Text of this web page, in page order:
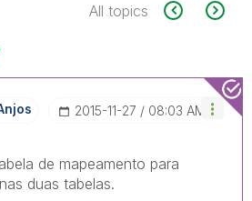
All topics
‎2015-11-27 08:03 AM
de mapeamento para
duas tabelas.